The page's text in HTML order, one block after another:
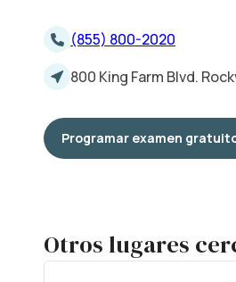
(855) 800-2020
800 King Farm Blvd.
Programar examen
Otros lugares